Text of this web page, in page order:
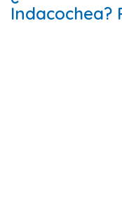
Indacochea?